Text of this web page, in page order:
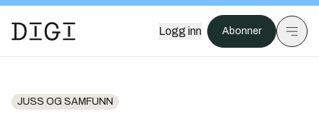
Logg inn Abonner
JUSS OG SAMFUNN